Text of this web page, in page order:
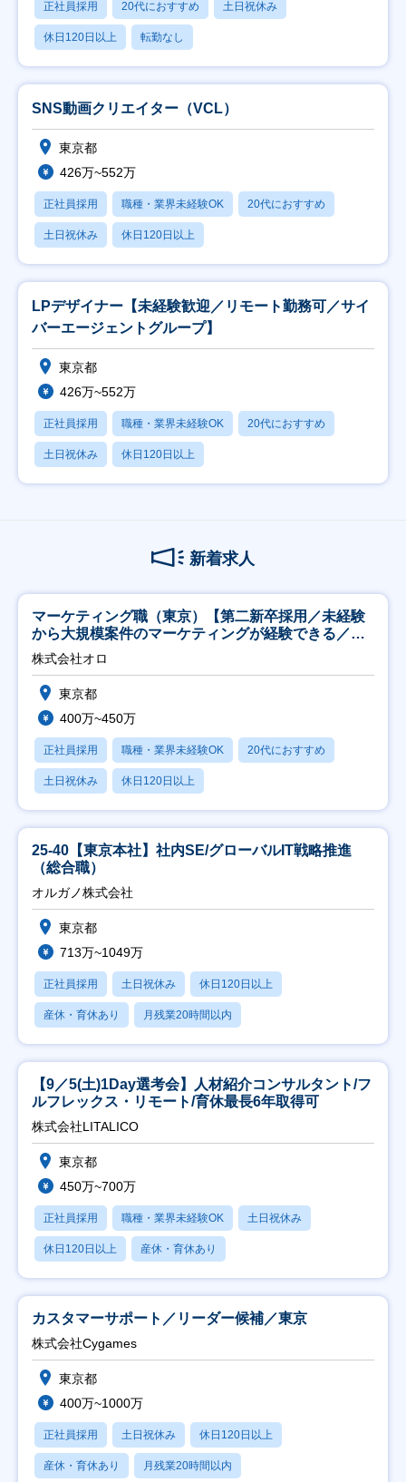
正社員採用 20代におすすめ 土日祝休み
休日120日以上 転勤なし
SNS動画クリエイター（VCL）
東京都
426万~552万
正社員採用 職種・業界未経験OK 20代におすすめ
土日祝休み 休日120日以上
LPデザイナー【未経験歓迎／リモート勤務可／サイ
バーエージェントグループ】
東京都
426万~552万
正社員採用 職種・業界未経験OK 20代におすすめ
土日祝休み 休日120日以上
新着求人
マーケティング職（東京）【第二新卒採用／未経験
から大規模案件のマーケティングが経験できる／研
修充実】
株式会社オロ
東京都
400万~450万
正社員採用 職種・業界未経験OK 20代におすすめ
土日祝休み 休日120日以上
25-40【東京本社】社内SE/グローバルIT戦略推進
（総合職）
オルガノ株式会社
東京都
713万~1049万
正社員採用 土日祝休み 休日120日以上
産休・育休あり 月残業20時間以内
【9／5(土)1Day選考会】人材紹介コンサルタント/フ
ルフレックス・リモート/育休最長6年取得可
株式会社LITALICO
東京都
450万~700万
正社員採用 職種・業界未経験OK 土日祝休み
休日120日以上 産休・育休あり
カスタマーサポート／リーダー候補／東京
株式会社Cygames
東京都
400万~1000万
正社員採用 土日祝休み 休日120日以上
産休・育休あり 月残業20時間以内